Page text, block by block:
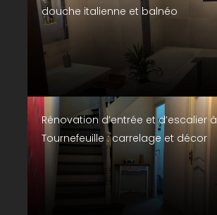
douche italienne et balnéo
Rénovation d’entrée et d’escalier à
Tournefeuille : carrelage et décor